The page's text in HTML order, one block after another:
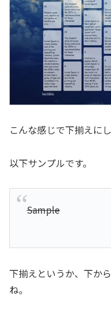
こんな感じで下揃えに
以下サンプルです。
Sample
下揃えというか、下か
ね。